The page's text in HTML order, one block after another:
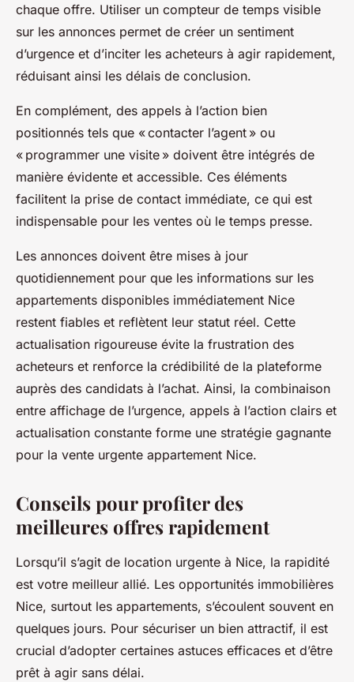
chaque offre. Utiliser un compteur de temps visible
sur les annonces permet de créer un sentiment
d’urgence et d’inciter les acheteurs à agir rapidement,
réduisant ainsi les délais de conclusion.
En complément, des appels à l’action bien
positionnés tels que « contacter l’agent » ou
« programmer une visite » doivent être intégrés de
manière évidente et accessible. Ces éléments
facilitent la prise de contact immédiate, ce qui est
indispensable pour les ventes où le temps presse.
Les annonces doivent être mises à jour
quotidiennement pour que les informations sur les
appartements disponibles immédiatement Nice
restent fiables et reflètent leur statut réel. Cette
actualisation rigoureuse évite la frustration des
acheteurs et renforce la crédibilité de la plateforme
auprès des candidats à l’achat. Ainsi, la combinaison
entre affichage de l’urgence, appels à l’action clairs et
actualisation constante forme une stratégie gagnante
pour la vente urgente appartement Nice.
Conseils pour profiter des
meilleures offres rapidement
Lorsqu’il s’agit de location urgente à Nice, la rapidité
est votre meilleur allié. Les opportunités immobilières
Nice, surtout les appartements, s’écoulent souvent en
quelques jours. Pour sécuriser un bien attractif, il est
crucial d’adopter certaines astuces efficaces et d’être
prêt à agir sans délai.